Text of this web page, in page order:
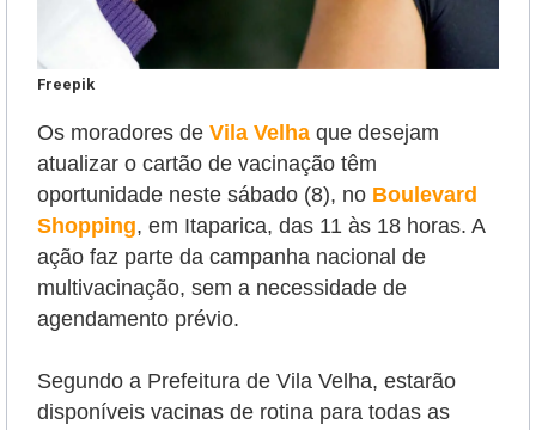
Freepik
Os moradores de Vila Velha que desejam
atualizar o cartão de vacinação têm
oportunidade neste sábado (8), no Boulevard
Shopping, em Itaparica, das 11 às 18 horas. A
ação faz parte da campanha nacional de
multivacinação, sem a necessidade de
agendamento prévio.
Segundo a Prefeitura de Vila Velha, estarão
disponíveis vacinas de rotina para todas as